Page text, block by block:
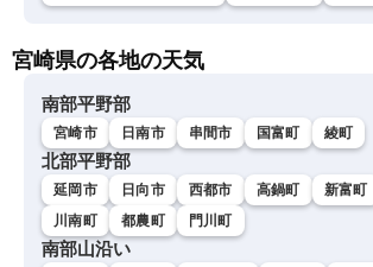
宮崎県の各地の天気
南部平野部
宮崎市 日南市 串間市 国富町 綾町
北部平野部
延岡市 日向市 西都市 高鍋町 新富町
川南町
都農町 門川町
南部山沿い